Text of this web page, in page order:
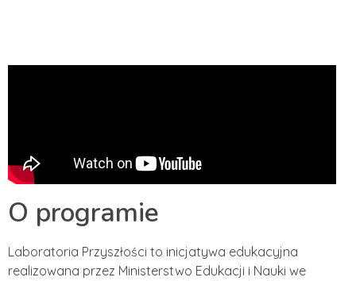
O programie
Laboratoria Przyszłości to inicjatywa edukacyjna
realizowana przez Ministerstwo Edukacji i Nauki we